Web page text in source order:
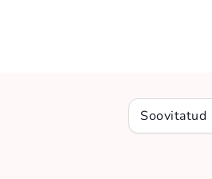
Soovitatud